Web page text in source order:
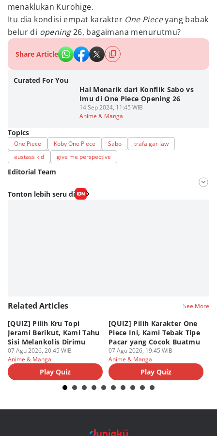
menaklukan Kurohige.
Itu dia kondisi empat karakter One Pieceyang babak
belur di opening26, bagaimana menurutmu?
Share Article
Curated For You
Hal Menarik dari Konflik Sabo vs
Imu di One Piece Opening 26
14 Sep 2024, 11:45 WIB
Anime & Manga
Topics
One Piece Koby One Piece Sabo
trafalgar law
eustass kid
give me perspective
Editorial Team
Editor
Fahrul Razi Uni Nurullah
Tonton lebih seru di
Related Articles See More
[QUIZ] Pilih Kru Topi
Jerami Berikut, Kami Tahu
Sisi Melankolis Dirimu
07 Agu 2026, 20:45 WIB
Anime & Manga
Play Quiz
[QUIZ] Pilih Karakter One
Piece Ini, Kami Tebak Tipe
Pacar yang Cocok Buatmu
07 Agu 2026, 19:45 WIB
Anime & Manga
Play Quiz